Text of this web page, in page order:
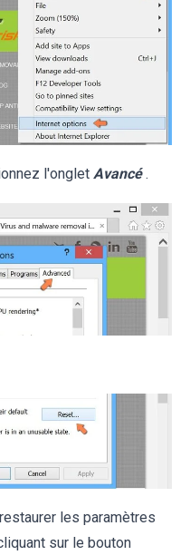
l'onglet Avancé .
les paramètres
sur le bouton